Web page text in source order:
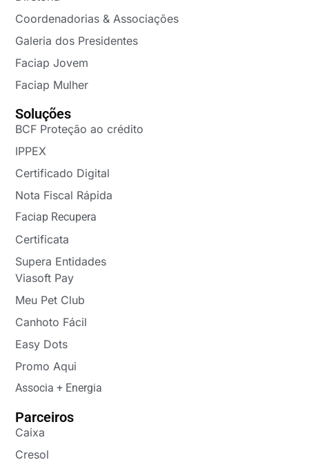
Coordenadorias & Associações
Galeria dos Presidentes
Faciap Jovem
Faciap Mulher
Soluções
BCF Proteção ao crédito
IPPEX
Certificado Digital
Nota Fiscal Rápida
Faciap Recupera
Certificata
Supera Entidades
Viasoft Pay
Meu Pet Club
Canhoto Fácil
Easy Dots
Promo Aqui
Associa + Energia
Parceiros
Caixa
Cresol